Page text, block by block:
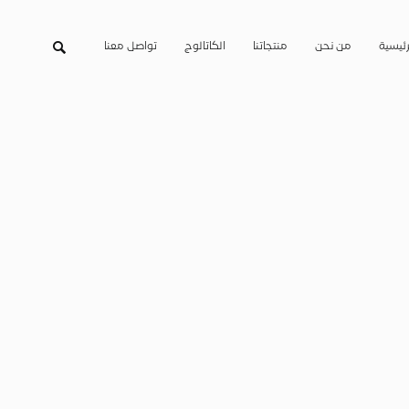
من نحن منتجاتنا الكاتالوج تواصل معنا